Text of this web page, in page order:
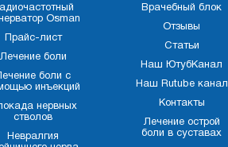
Osman
Прайс-лист
Лечение боли
боли с
инъекций
нервных
стволов
Невралгия
Врачебный блок
Отзывы
Статьи
Наш ЮтубКанал
Наш Rutube канал
Контакты
Лечение острой
боли в суставах